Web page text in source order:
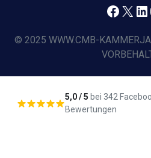
© 2025 WWW.CMB-
X
5,0 / 5 bei 342
Bewertungen